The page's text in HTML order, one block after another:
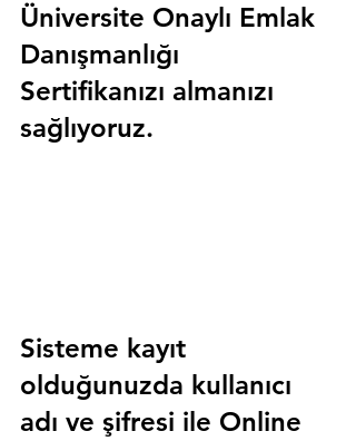
Üniversite Onaylı Emlak
Danışmanlığı
Sertifikanızı almanızı
sağlıyoruz.
Sisteme kayıt
olduğunuzda kullanıcı
adı ve şifresi ile Online